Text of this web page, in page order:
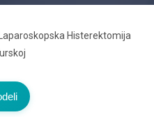
Laparoskopska Histerektomija